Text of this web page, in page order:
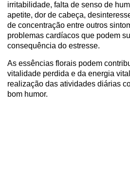
irritabilidade, falta de senso de
apetite, dor de cabeça,
de concentração entre outros
problemas cardíacos que podem
consequência do estresse.
As essências florais podem
vitalidade perdida e da energia
realização das atividades diárias
bom humor.